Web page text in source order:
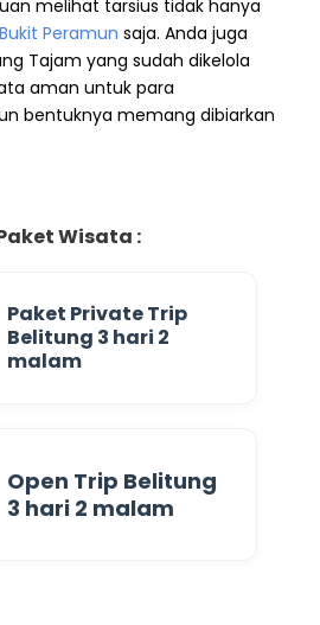
melihat tarsius tidak hanya
Bukit Peramun saja. Anda juga
Tajam yang sudah dikelola
aman untuk para
bentuknya memang dibiarkan
Wisata :
Paket Private Trip
Belitung 3 hari 2
malam
Open Trip Belitung
3 hari 2 malam